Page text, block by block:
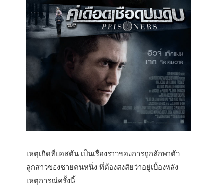
เหตุเกิดที่บอสตัน เป็นเรื่องราวของการถูกลักพาตัว
ลูกสาวของชายคนหนึ่ง ที่ต้องสงสัยว่าอยู่เบื้องหลัง
เหตุการณ์ครั้งนี้